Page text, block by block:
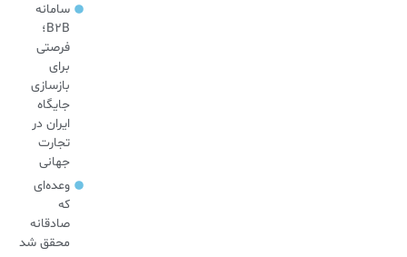
سامانه
B2B؛
فرصتی
برای
بازسازی
جایگاه
ایران در
تجارت
جهانی
وعده‌ای
که
صادقانه
محقق شد